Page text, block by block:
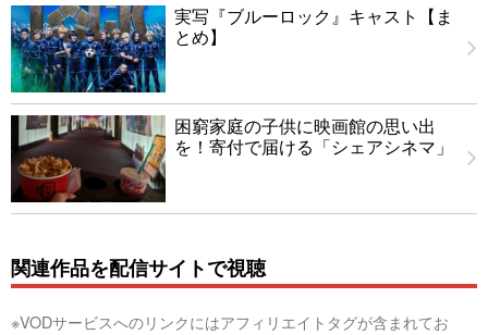
実写『ブルーロック』キャスト【ま
とめ】
困窮家庭の子供に映画館の思い出
を！寄付で届ける「シェアシネマ」
関連作品を配信サイトで視聴
※VODサービスへのリンクにはアフィリエイトタグが含まれてお